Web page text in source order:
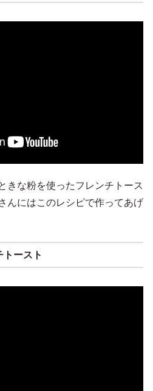
きな粉を使ったフレンチトース
んにはこのレシピで作ってあげ
トースト